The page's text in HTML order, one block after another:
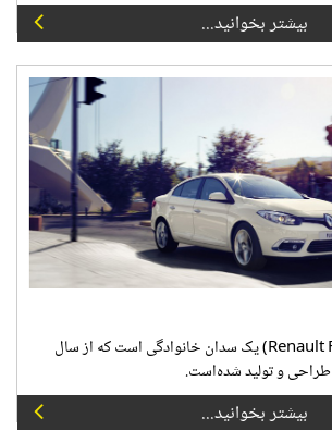
بیشتر بخوانید...
رنو فلوئنس (Renault Fluence) یک سدان خانوادگی است که از سال
بیشتر بخوانید...